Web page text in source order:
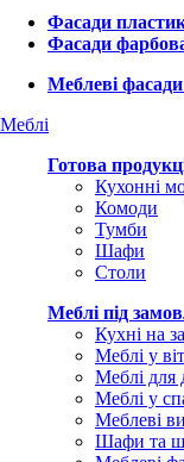
Фасади
Фасади
Меблеві
Меблі
Готова
Кухонні
Комоди
Тумби
Шафи
Столи
Меблі під
Кухні на
Меблі у
Меблі для
Меблі у
Меблеві
Шафи та